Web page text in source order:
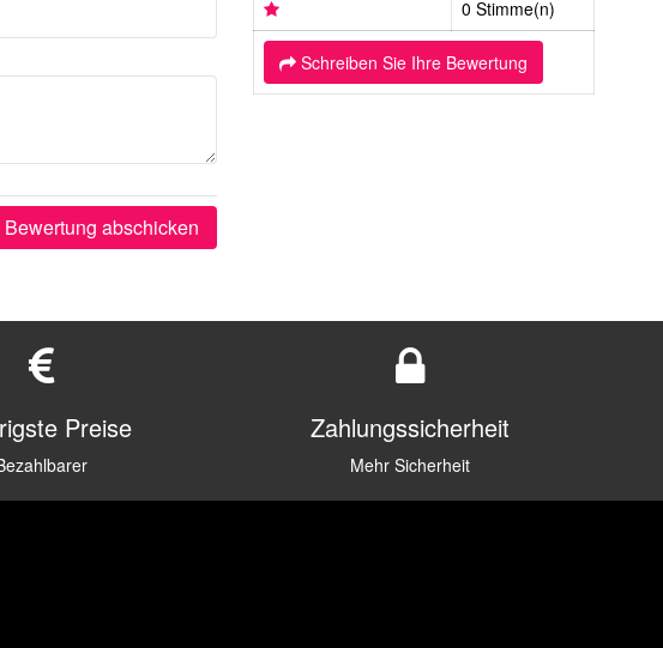
Bewertung abschicken
0 Stimme(n)
Schreiben Sie Ihre Bewertung
Preise Zahlungssicherheit
Mehr Sicherheit